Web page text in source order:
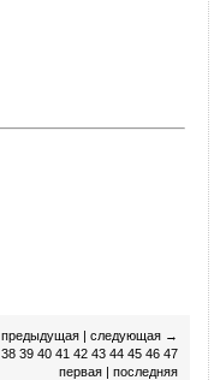
предыдущая | следующая →
38 39 40 41 42 43 44 45 46 47
первая | последняя